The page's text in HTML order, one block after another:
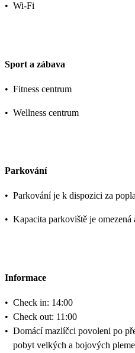
• Wi-Fi
Sport a zábava
• Fitness centrum
• Wellness centrum
Parkování
• Parkování je k dispozici za
• Kapacita parkoviště je omezená
Informace
• Check in: 14:00
• Check out: 11:00
• Domácí mazlíčci povoleni po
pobyt velkých a bojových